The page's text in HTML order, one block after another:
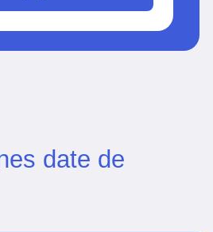
date de